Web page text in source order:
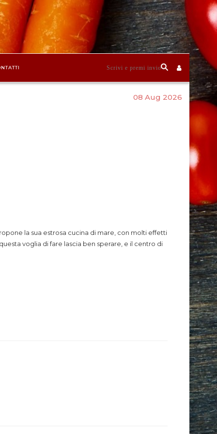
08 Aug 2026
la sua estrosa cucina di mare, con molti effetti
voglia di fare lascia ben sperare, e il centro di